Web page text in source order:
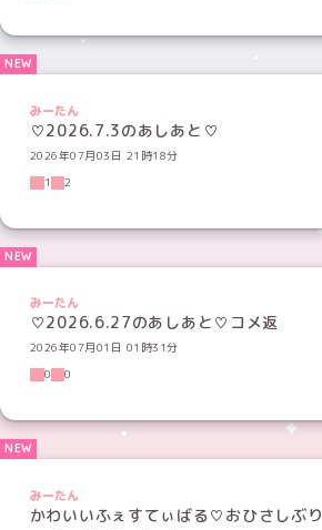
みーたん
♡2026.7.3のあしあと♡
2026年07月03日 21時18分
1
2
みーたん
♡2026.6.27のあしあと♡コメ返
2026年07月01日 01時31分
0
0
みーたん
かわいいふぇすてぃばる♡おひさしぶり